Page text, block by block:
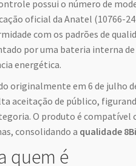
possui o número de
oficial da Anatel (10766-
com os padrões de
por uma bateria interna
energética.
originalmente em 6 de julho
aceitação de público,
O produto é compatível
consolidando a qualidade
quem é